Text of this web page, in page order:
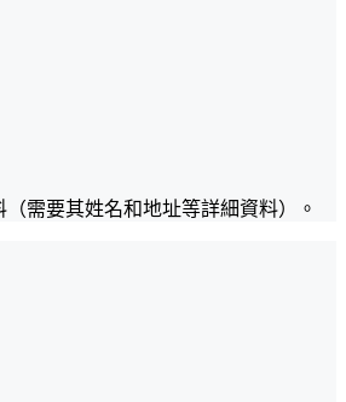
需要其姓名和地址等詳細資料）。